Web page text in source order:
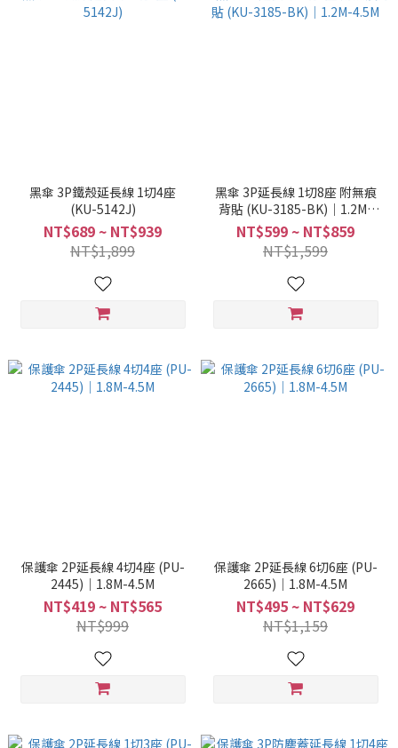
黑傘 3P鐵殼延長線 1切4座
(KU-5142J)
NT$689 ~ NT$939
NT$1,899
黑傘 3P延長線 1切8座 附無痕
背貼 (KU-3185-BK)｜1.2M-
4.5M
NT$599 ~ NT$859
NT$1,599
保護傘 2P延長線 4切4座 (PU-
2445)｜1.8M-4.5M
NT$419 ~ NT$565
NT$999
保護傘 2P延長線 6切6座 (PU-
2665)｜1.8M-4.5M
NT$495 ~ NT$629
NT$1,159